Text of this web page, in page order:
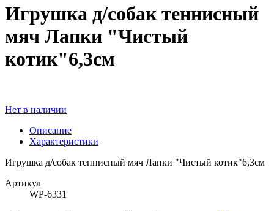
Игрушка д/собак теннисный
мяч Лапки "Чистый
котик"6,3см
Нет в наличии
Описание
Характеристики
Игрушка д/собак теннисный мяч Лапки "Чистый котик"6,3см
Артикул
WP-6331